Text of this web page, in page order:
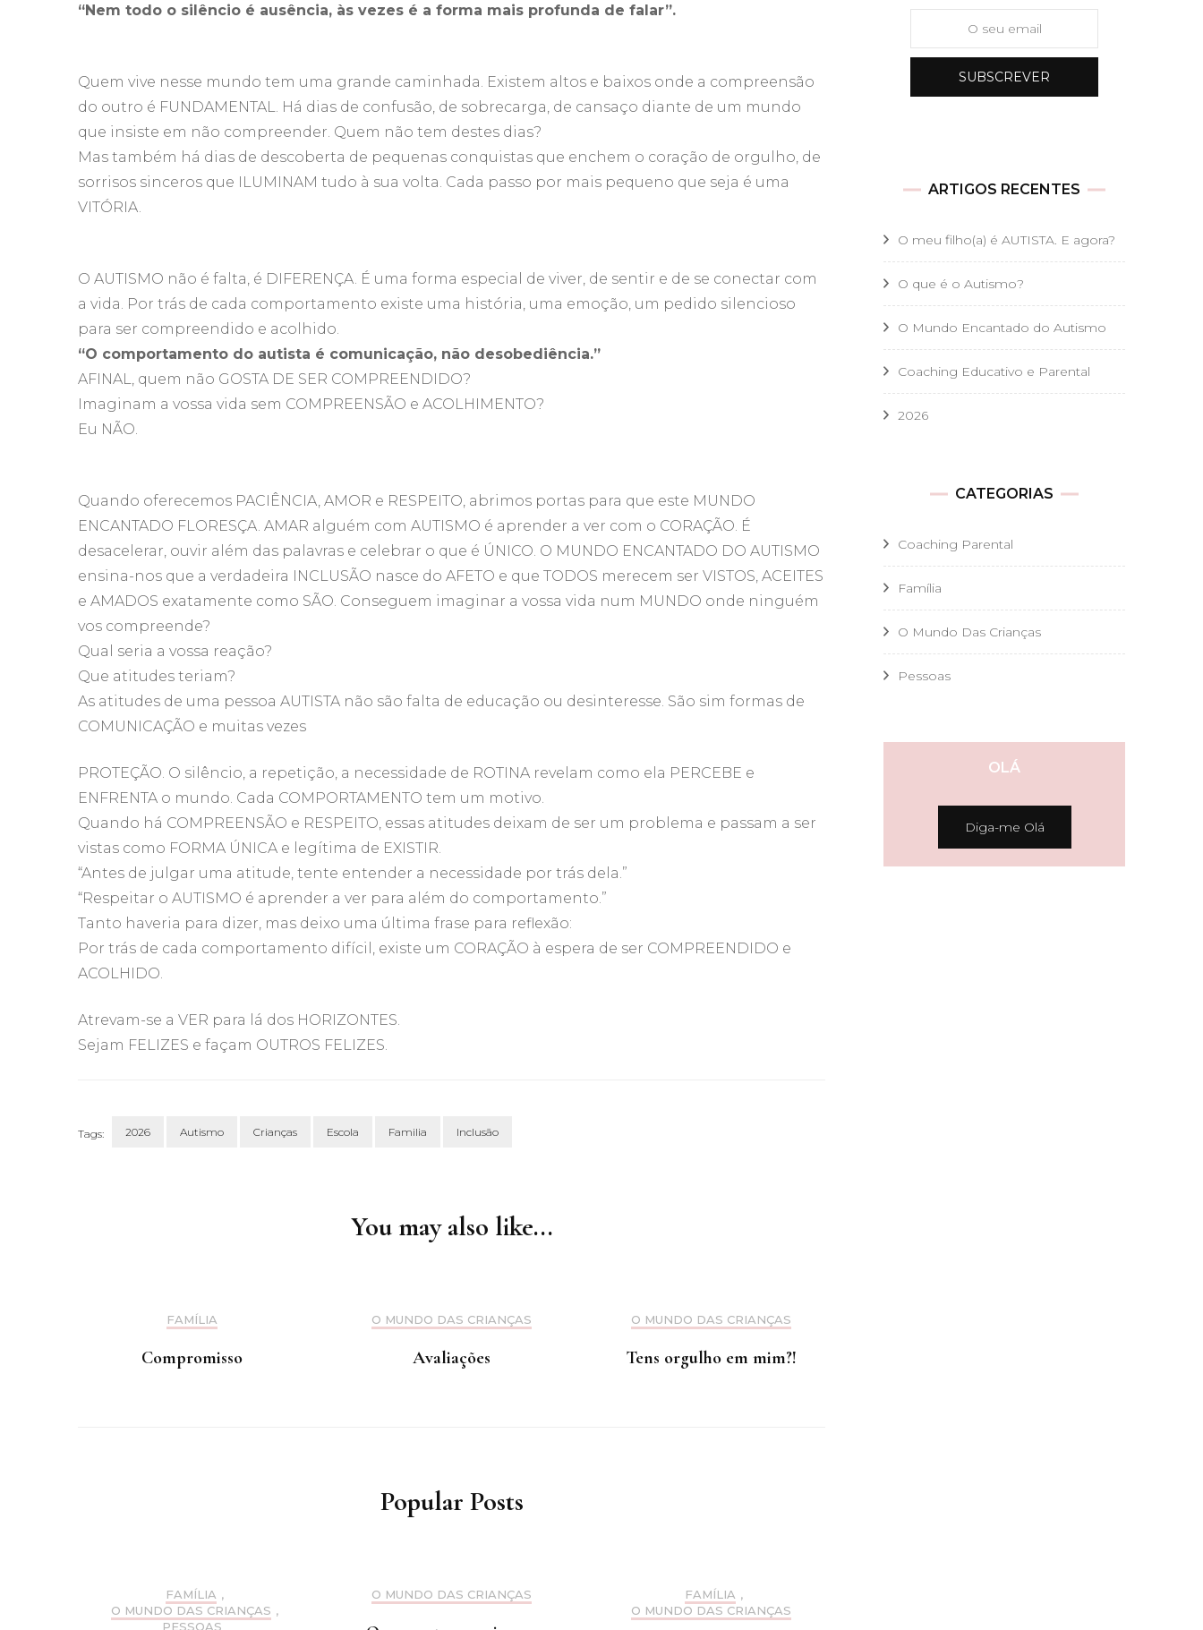
“Nem todo o silêncio é ausência, às vezes é a forma mais profunda de falar”.
Quem vive nesse mundo tem uma grande caminhada. Existem altos e baixos onde a compreensão
do outro é FUNDAMENTAL. Há dias de confusão, de sobrecarga, de cansaço diante de um mundo
que insiste em não compreender. Quem não tem destes dias?
Mas também há dias de descoberta de pequenas conquistas que enchem o coração de orgulho, de
sorrisos sinceros que ILUMINAM tudo à sua volta. Cada passo por mais pequeno que seja é uma
VITÓRIA.
O AUTISMO não é falta, é DIFERENÇA. É uma forma especial de viver, de sentir e de se conectar com
a vida. Por trás de cada comportamento existe uma história, uma emoção, um pedido silencioso
para ser compreendido e acolhido.
“O comportamento do autista é comunicação, não desobediência.”
AFINAL, quem não GOSTA DE SER COMPREENDIDO?
Imaginam a vossa vida sem COMPREENSÃO e ACOLHIMENTO?
Eu NÃO.
Quando oferecemos PACIÊNCIA, AMOR e RESPEITO, abrimos portas para que este MUNDO
ENCANTADO FLORESÇA. AMAR alguém com AUTISMO é aprender a ver com o CORAÇÃO. É
desacelerar, ouvir além das palavras e celebrar o que é ÚNICO. O MUNDO ENCANTADO DO AUTISMO
ensina-nos que a verdadeira INCLUSÃO nasce do AFETO e que TODOS merecem ser VISTOS, ACEITES
e AMADOS exatamente como SÃO. Conseguem imaginar a vossa vida num MUNDO onde ninguém
vos compreende?
Qual seria a vossa reação?
Que atitudes teriam?
As atitudes de uma pessoa AUTISTA não são falta de educação ou desinteresse. São sim formas de
COMUNICAÇÃO e muitas vezes
PROTEÇÃO. O silêncio, a repetição, a necessidade de ROTINA revelam como ela PERCEBE e
ENFRENTA o mundo. Cada COMPORTAMENTO tem um motivo.
Quando há COMPREENSÃO e RESPEITO, essas atitudes deixam de ser um problema e passam a ser
vistas como FORMA ÚNICA e legítima de EXISTIR.
“Antes de julgar uma atitude, tente entender a necessidade por trás dela.”
“Respeitar o AUTISMO é aprender a ver para além do comportamento.”
Tanto haveria para dizer, mas deixo uma última frase para reflexão:
Por trás de cada comportamento difícil, existe um CORAÇÃO à espera de ser COMPREENDIDO e
ACOLHIDO.
Atrevam-se a VER para lá dos HORIZONTES.
Sejam FELIZES e façam OUTROS FELIZES.
Tags: 2026 Autismo Crianças Escola Familia Inclusão
You may also like...
FAMÍLIA
Compromisso
O MUNDO DAS CRIANÇAS
Avaliações
O MUNDO DAS CRIANÇAS
Tens orgulho em mim?!
Popular Posts
FAMÍLIA ,
O MUNDO DAS CRIANÇAS ,
PESSOAS
O MUNDO DAS CRIANÇAS FAMÍLIA ,
O MUNDO DAS CRIANÇAS
ARTIGOS RECENTES
O meu filho(a) é AUTISTA. E agora?
O que é o Autismo?
O Mundo Encantado do Autismo
Coaching Educativo e Parental
2026
CATEGORIAS
Coaching Parental
Família
O Mundo Das Crianças
Pessoas
OLÁ
Diga-me Olá